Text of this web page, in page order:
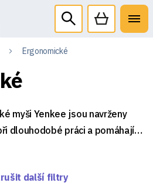
Ergonomické
myši Yenkee jsou navrženy
dlouhodobé práci a pomáhají
pro zdravější a
další filtry